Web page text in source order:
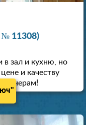
№ 11308)
в зал и кухню, но
и качеству